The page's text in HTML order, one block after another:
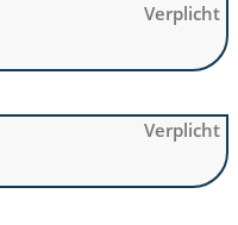
Verplicht
Verplicht